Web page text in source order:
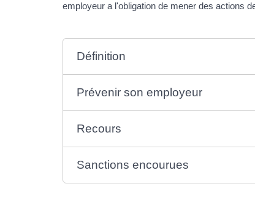
employeur a l'obligation de mener des actions
Définition
Prévenir son employeur
Recours
Sanctions encourues